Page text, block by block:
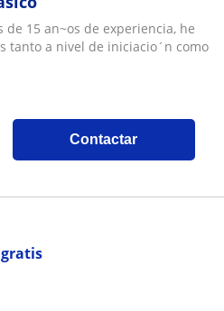
15 an~os de experiencia, he
tanto a nivel de iniciacio´n como
Contactar
gratis